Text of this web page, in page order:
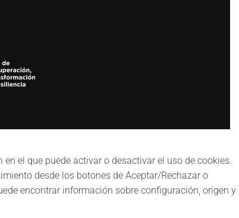
el que puede activar o desactivar el uso de cookies.
desde los botones de Aceptar/Rechazar o
encontrar información sobre configuración, origen y